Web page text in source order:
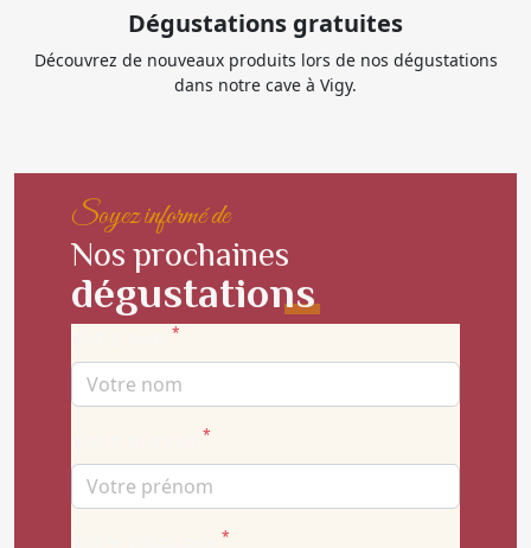
Dégustations gratuites
Découvrez de nouveaux produits lors de nos dégustations
dans notre cave à Vigy.
Soyez informé de
Nos prochaines
dégustations
*
*
*